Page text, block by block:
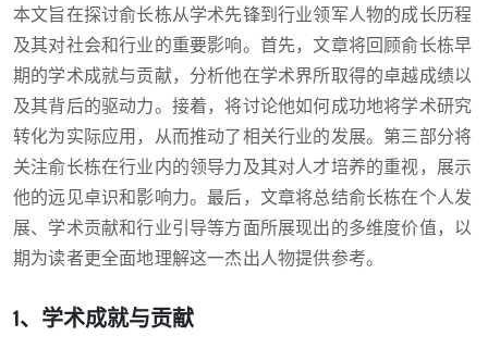
本文旨在探讨俞长栋从学术先锋到行业领军人物的成长历程
及其对社会和行业的重要影响。首先，文章将回顾俞长栋早
期的学术成就与贡献，分析他在学术界所取得的卓越成绩以
及其背后的驱动力。接着，将讨论他如何成功地将学术研究
转化为实际应用，从而推动了相关行业的发展。第三部分将
关注俞长栋在行业内的领导力及其对人才培养的重视，展示
他的远见卓识和影响力。最后，文章将总结俞长栋在个人发
展、学术贡献和行业引导等方面所展现出的多维度价值，以
期为读者更全面地理解这一杰出人物提供参考。
1、学术成就与贡献